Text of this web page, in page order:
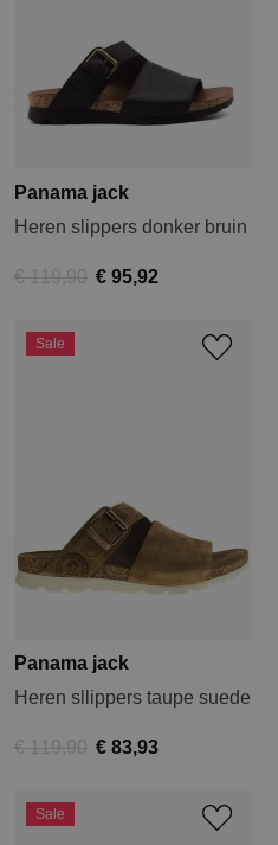
Panama jack
Heren slippers donker bruin
€ 119,90 € 95,92
Sale
Panama jack
Heren sllippers taupe suede
€ 119,90 € 83,93
Sale